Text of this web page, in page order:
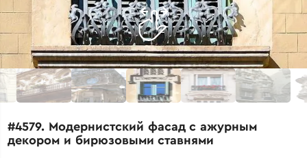
#4579. Модернистский фасад с ажурным
декором и бирюзовыми ставнями